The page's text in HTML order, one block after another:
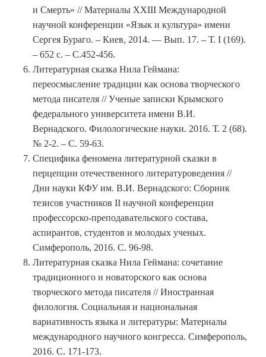
и Смерть» // Материалы ХXІІІ Международной
научной конференции «Язык и культура» имени
Сергея Бураго. – Киев, 2014. — Вып. 17. – Т. I (169).
– 652 с. – С.452-456.
Литературная сказка Нила Геймана:
переосмысление традиции как основа творческого
метода писателя // Ученые записки Крымского
федерального университета имени В.И.
Вернадского. Филологические науки. 2016. Т. 2 (68).
№ 2-2. – С. 59-63.
Специфика феномена литературной сказки в
перцепции отечественного литературоведения //
Дни науки КФУ им. В.И. Вернадского: Сборник
тезисов участников II научной конференции
профессорско-преподавательского состава,
аспирантов, студентов и молодых ученых.
Симферополь, 2016. С. 96-98.
Литературная сказка Нила Геймана: сочетание
традиционного и новаторского как основа
творческого метода писателя // Иностранная
филология. Социальная и национальная
вариативность языка и литературы: Материалы
международного научного конгресса. Симферополь,
2016. С. 171-173.